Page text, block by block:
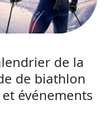
de la
de biathlon
événements